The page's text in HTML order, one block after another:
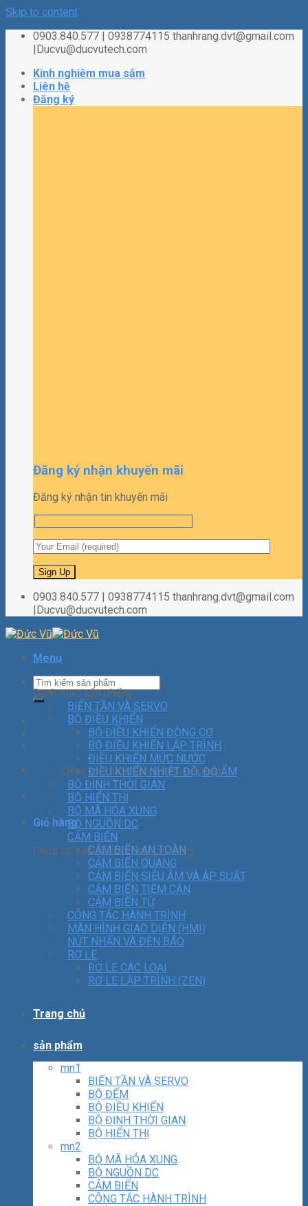
Skip to content
0903.840.577 | 0938774115 thanhrang.dvt@gmail.com
|Ducvu@ducvutech.com
Kinh nghiệm mua sắm
Liên hệ
Đăng ký
Đăng ký nhận khuyến mãi
Đăng ký nhận tin khuyến mãi
0903.840.577 | 0938774115 thanhrang.dvt@gmail.com
|Ducvu@ducvutech.com
Menu
Chưa có sản phẩm trong giỏ hàng.
Giỏ hàng
Chưa có sản phẩm trong giỏ hàng.
Danh mục sản phẩm
BIẾN TẦN VÀ SERVO
BỘ ĐIỀU KHIỂN
BỘ ĐIỀU KHIỂN ĐỘNG CƠ
BỘ ĐIỀU KHIỂN LẬP TRÌNH
ĐIỀU KHIỂN MỨC NƯỚC
ĐIỀU KHIỂN NHIỆT ĐỘ, ĐỘ ẨM
BỘ ĐỊNH THỜI GIAN
BỘ HIỂN THỊ
BỘ MÃ HÓA XUNG
BỘ NGUỒN DC
CẢM BIẾN
CẢM BIẾN AN TOÀN
CẢM BIẾN QUANG
CẢM BIẾN SIÊU ÂM VÀ ÁP SUẤT
CẢM BIẾN TIỆM CẬN
CẢM BIẾN TỪ
CÔNG TẮC HÀNH TRÌNH
MÀN HÌNH GIAO DIỆN (HMI)
NÚT NHẤN VÀ ĐÈN BÁO
RƠ LE
RƠ LE CÁC LOẠI
RƠ LE LẬP TRÌNH (ZEN)
Trang chủ
sản phẩm
mn1
BIẾN TẦN VÀ SERVO
BỘ ĐẾM
BỘ ĐIỀU KHIỂN
BỘ ĐỊNH THỜI GIAN
BỘ HIỂN THỊ
mn2
BỘ MÃ HÓA XUNG
BỘ NGUỒN DC
CẢM BIẾN
CÔNG TẮC HÀNH TRÌNH